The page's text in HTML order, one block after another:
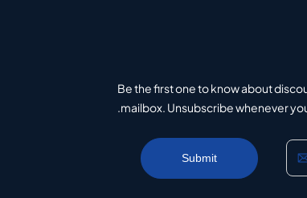
Be the first one to know about
mailbox. Unsubscribe whenever